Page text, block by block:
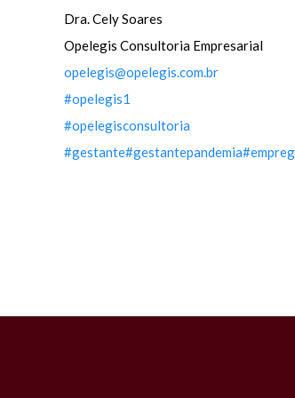
Dra. Cely Soares
Opelegis Consultoria Empresarial
opelegis@opelegis.com.br
#opelegis1
#opelegisconsultoria
#gestante#gestantepandemia